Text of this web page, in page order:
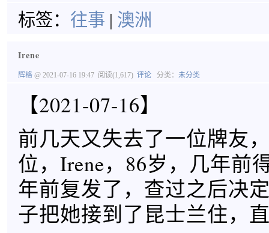
标签： 往事 | 澳洲
Irene
辉格 @ 2021-07-16 19:47 阅读(1,617) 评论 分类： 未分类
【2021-07-16】
前几天又失去了一位牌友
位，Irene，86岁，几年前
年前复发了，查过之后决
子把她接到了昆士兰住，